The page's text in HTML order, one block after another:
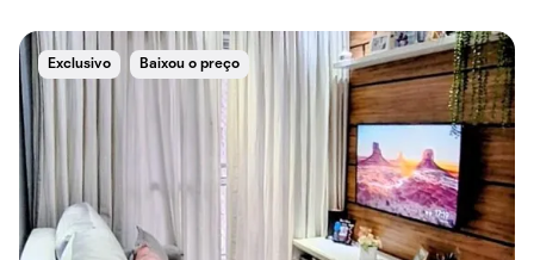
Exclusivo Baixou o preço